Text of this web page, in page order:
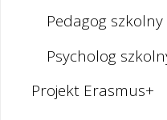
Pedagog szkolny
Psycholog
Projekt Erasmus+